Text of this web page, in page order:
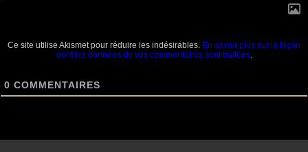
Ce site utilise Akismet pour réduire les indésirables. En savoir plus sur la façon
dont les données de vos commentaires sont traitées.
0 COMMENTAIRES